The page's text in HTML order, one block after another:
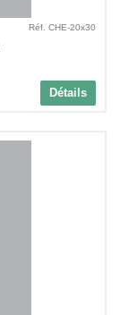
Réf. CHE-20x30
Détails